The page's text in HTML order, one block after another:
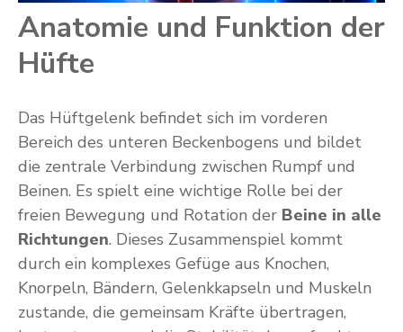
Anatomie und Funktion der
Hüfte
Das Hüftgelenk befindet sich im vorderen
Bereich des unteren Beckenbogens und bildet
die zentrale Verbindung zwischen Rumpf und
Beinen. Es spielt eine wichtige Rolle bei der
freien Bewegung und Rotation der Beine in alle
Richtungen. Dieses Zusammenspiel kommt
durch ein komplexes Gefüge aus Knochen,
Knorpeln, Bändern, Gelenkkapseln und Muskeln
zustande, die gemeinsam Kräfte übertragen,